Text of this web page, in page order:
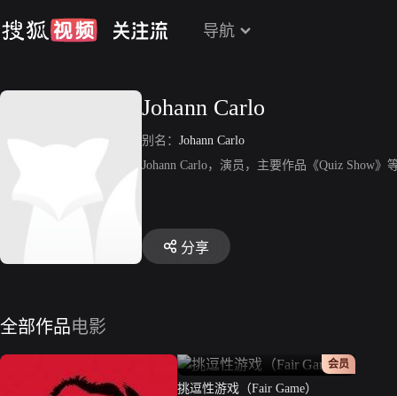
导航
Johann Carlo
别名： Johann Carlo
Johann Carlo，演员，主要作品《Quiz Show》
分享
全部作品电影
正片
会员
挑逗性游戏（Fair Game）